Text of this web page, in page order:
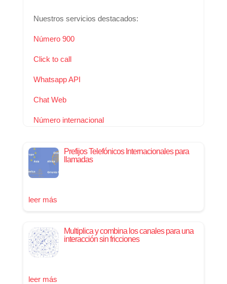
Nuestros servicios destacados:
Número 900
Click to call
Whatsapp API
Chat Web
Número internacional
Prefijos Telefónicos Internacionales para
llamadas
leer más
Multiplica y combina los canales para una
interacción sin fricciones
leer más